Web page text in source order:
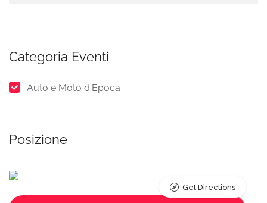
Categoria Eventi
Auto e Moto d'Epoca
Posizione
Get Directions